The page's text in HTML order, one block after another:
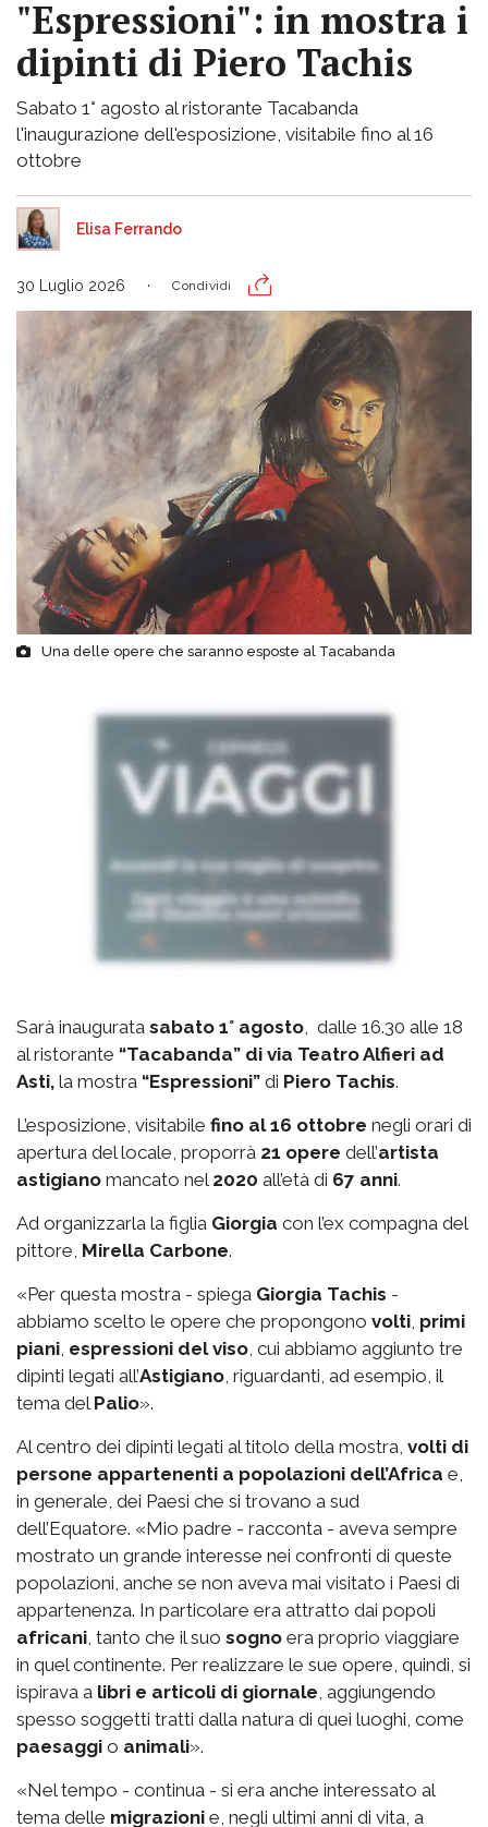
"Espressioni": in mostra i
dipinti di Piero Tachis
Sabato 1° agosto al ristorante Tacabanda
l'inaugurazione dell'esposizione, visitabile fino al 16
ottobre
Elisa Ferrando
30 Luglio 2026 Condividi
Una delle opere che saranno esposte al Tacabanda
Sarà inaugurata sabato 1° agosto , dalle 16.30 alle 18
al ristorante “Tacabanda” di via Teatro Alfieri ad
Asti, la mostra “Espressioni” di Piero Tachis.
L’esposizione, visitabile fino al 16 ottobre negli orari di
apertura del locale, proporrà 21 opere dell’artista
astigiano mancato nel 2020 all’età di 67 anni.
Ad organizzarla la figlia Giorgia con l’ex compagna del
pittore, Mirella Carbone.
«Per questa mostra - spiega Giorgia Tachis -
abbiamo scelto le opere che propongono volti primi
piani espressioni del viso , cui abbiamo aggiunto tre
dipinti legati all’Astigiano , riguardanti, ad esempio, il
tema del Palio».
Al centro dei dipinti legati al titolo della mostra, volti di
persone appartenenti a popolazioni dell’Africa e,
in generale, dei Paesi che si trovano a sud
dell’Equatore. «Mio padre - racconta - aveva sempre
mostrato un grande interesse nei confronti di queste
popolazioni, anche se non aveva mai visitato i Paesi di
appartenenza. In particolare era attratto dai popoli
africani , tanto che il suo sogno era proprio viaggiare
in quel continente. Per realizzare le sue opere, quindi, si
ispirava a libri e articoli di giornale , aggiungendo
spesso soggetti tratti dalla natura di quei luoghi, come
paesaggi o animali».
«Nel tempo - continua - si era anche interessato al
tema delle migrazioni e, negli ultimi anni di vita, a